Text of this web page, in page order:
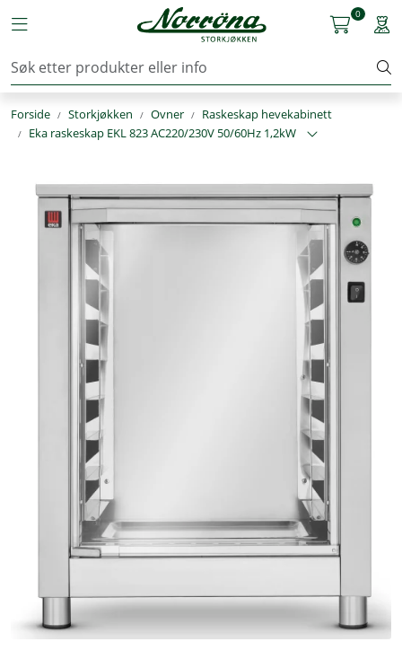
Toggle navigation
0
Forside Storkjøkken Ovner
Raskeskap hevekabinett
Eka raskeskap EKL 823 AC220/230V 50/60Hz 1,2kW
Kjøkkenutstyr
Storkjøkken
Arbeidstøy
Reservedeler